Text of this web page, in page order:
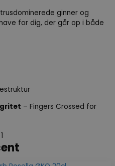
ginner og
for dig, der går op i både
– Fingers Crossed for